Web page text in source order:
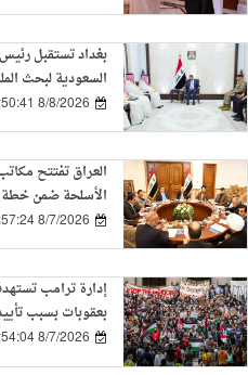
بغداد تستقبل
السعودية لبحث
المشتركة
8/8/2026 11:50:41 AM
العراق تفتتح
الأسلحة ضمن
الفصائل بيد الدولة
8/7/2026 9:57:24 PM
إدارة ترامب
بعقوبات بسبب
8/7/2026 9:54:04 PM